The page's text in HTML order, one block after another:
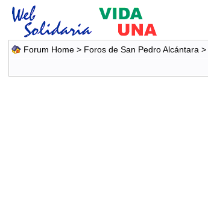
Forum Home> Foros de San Pedro Alcántara >